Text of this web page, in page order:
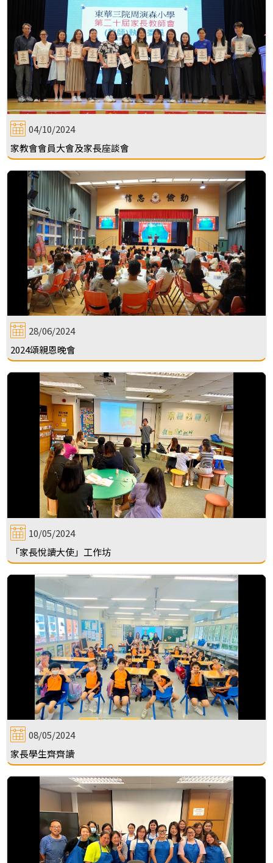
04/10/2024
家教會會員大會及家長座談會
28/06/2024
2024頌親恩晚會
10/05/2024
「家長悅讀大使」工作坊
08/05/2024
家長學生齊齊讀